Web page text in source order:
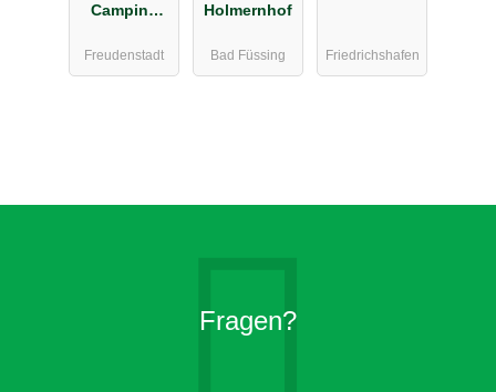
Camping
Freudenstadt
Holmernhof
Bad Füssing Friedrichshafen
Fragen?